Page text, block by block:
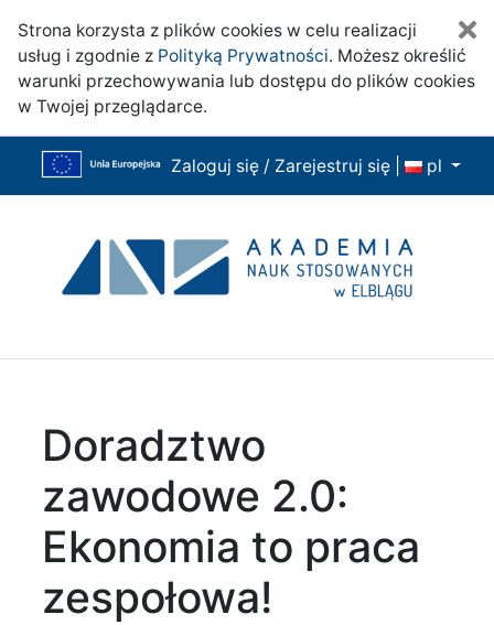
Strona korzysta z plików cookies w celu realizacji
usług i zgodnie z Polityką Prywatności. Możesz określić
warunki przechowywania lub dostępu do plików cookies
w Twojej przeglądarce.
Zaloguj się / Zarejestruj się| pl
Doradztwo
zawodowe 2.0:
Ekonomia to praca
zespołowa!